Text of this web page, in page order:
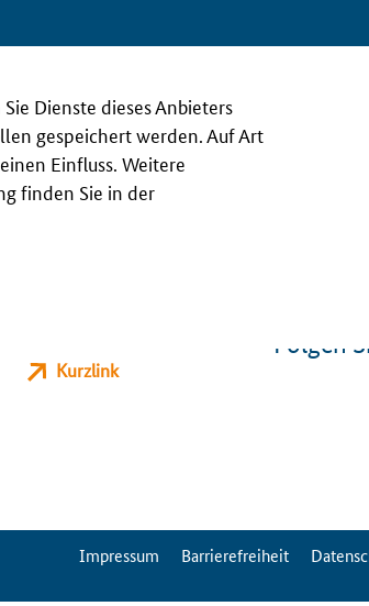
Dienste dieses Anbieters
gespeichert werden. Auf Art
Einfluss. Weitere
finden Sie in der
Kurzlink
Folgen
ServiceMenuImpressum Barrierefreiheit